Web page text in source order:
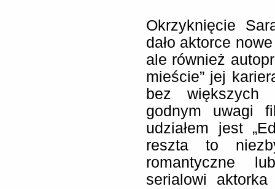
Okrzyknięcie
dało aktorce
ale również
mieście” jej
bez większych
godnym uwagi
udziałem jest
reszta to
romantyczne
serialowi